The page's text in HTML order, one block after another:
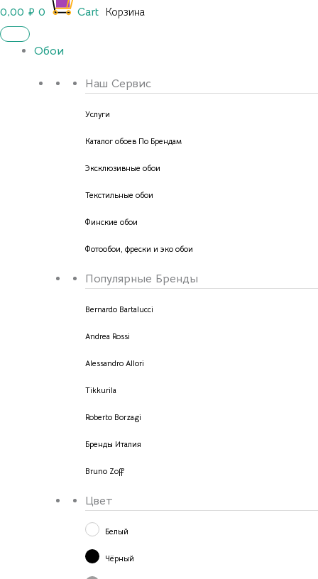
0,00 ₽ 0 Cart
Обои
Наш Сервис
Услуги
Каталог обоев По Брендам
Эксклюзивные обои
Текстильные обои
Финские обои
Фотообои, фрески и эко обои
Популярные Бренды
Bernardo Bartalucci
Andrea Rossi
Alessandro Allori
Tikkurila
Roberto Borzagi
Бренды Италия
Bruno Zoff
Цвет
Белый
Чёрный